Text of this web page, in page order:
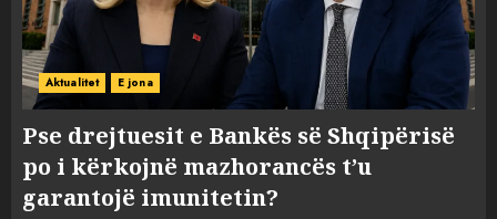
Aktualitet E jona
Pse drejtuesit e Bankës së Shqipërisë
po i kërkojnë mazhorancës t’u
garantojë imunitetin?